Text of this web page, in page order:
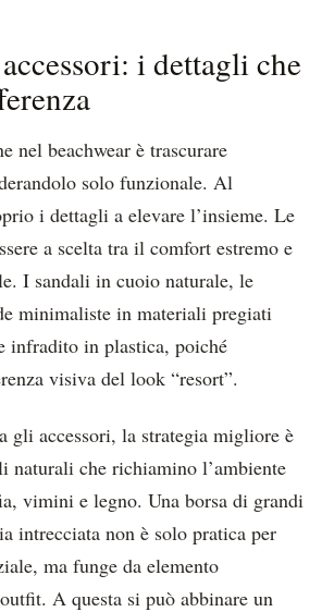
i dettagli che
nel beachwear è trascurare
solo funzionale. Al
i dettagli a elevare l’insieme. Le
a scelta tra il comfort estremo e
I sandali in cuoio naturale, le
minimaliste in materiali pregiati
infradito in plastica, poiché
visiva del look “resort”.
gli accessori, la strategia migliore è
naturali che richiamino l’ambiente
vimini e legno. Una borsa di grandi
intrecciata non è solo pratica per
ma funge da elemento
A questa si può abbinare un